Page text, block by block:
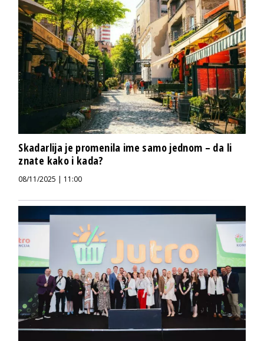
Skadarlija je promenila ime samo jednom – da li
znate kako i kada?
08/11/2025 | 11:00